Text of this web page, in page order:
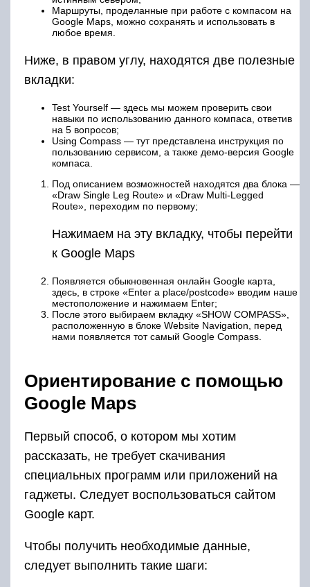
Маршруты, проделанные при работе с компасом на
Google Maps, можно сохранять и использовать в
любое время.
Ниже, в правом углу, находятся две полезные
вкладки:
Test Yourself — здесь мы можем проверить свои
навыки по использованию данного компаса, ответив
на 5 вопросов;
Using Compass — тут представлена инструкция по
пользованию сервисом, а также демо-версия Google
компаса.
Под описанием возможностей находятся два блока —
«Draw Single Leg Route» и «Draw Multi-Legged
Route», переходим по первому;
Нажимаем на эту вкладку, чтобы перейти
к Google Maps
Появляется обыкновенная онлайн Google карта,
здесь, в строке «Enter a place/postcode» вводим наше
местоположение и нажимаем Enter;
После этого выбираем вкладку «SHOW COMPASS»,
расположенную в блоке Website Navigation, перед
нами появляется тот самый Google Compass.
Ориентирование с помощью
Google Maps
Первый способ, о котором мы хотим
рассказать, не требует скачивания
специальных программ или приложений на
гаджеты. Следует воспользоваться сайтом
Google карт.
Чтобы получить необходимые данные,
следует выполнить такие шаги: